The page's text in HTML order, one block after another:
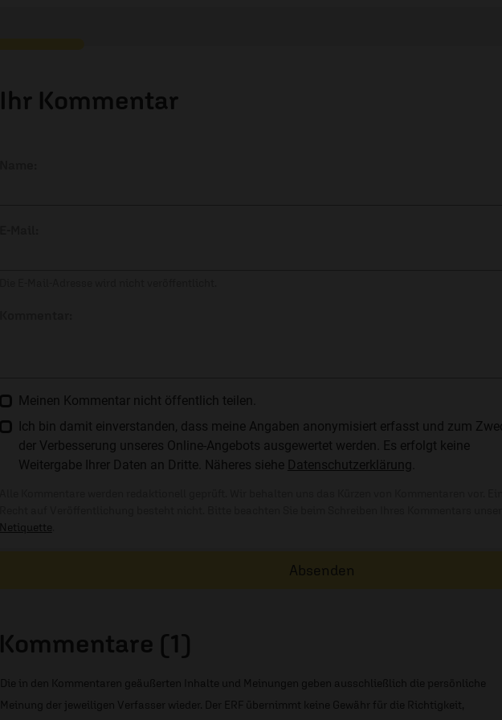
Ihr Kommentar
Meinen Kommentar nicht öffentlich teilen.
Ich bin damit einverstanden, dass meine Angaben anonymisiert erfasst und zum
der Verbesserung unseres Online-Angebots ausgewertet werden. Es erfolgt keine
Weitergabe Ihrer Daten an Dritte. Näheres siehe Datenschutzerklärung
Netiquette
Absenden
Kommentare (1)
Die in den Kommentaren geäußerten Inhalte und Meinungen geben ausschließlich die persönliche
Meinung der jeweiligen Verfasser wieder. Der ERF übernimmt keine Gewähr für die Richtigkeit,